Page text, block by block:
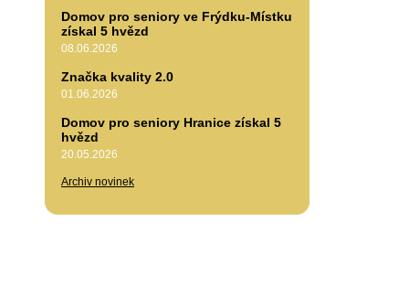
Domov pro seniory ve Frýdku-Místku
získal 5 hvězd
08.06.2026
Značka kvality 2.0
01.06.2026
Domov pro seniory Hranice získal 5
hvězd
20.05.2026
Archiv novinek